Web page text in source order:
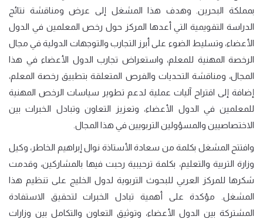
بمملكة البحرين. وهدف هذا المشغل إلى عرض ومناقشة نتائج
الدراسة التقويمية التي أعدها المركز حول رخص المعلمين في الدول
الأعضاء، وتسليط الضوء على أبرز التجارب والتوجهات الدولية في مجال
الرخصة المهنية للمعلم، واستعراض تجارب الدول الأعضاء في هذا
المجال، ومناقشة التحديات والفرص المتعلقة بتطبيق رخصة المعلم،
إضافة إلى اقتراح آليات عملية لدعم تطوير سياسات الرخص المهنية
للمعلمين في الدول الأعضاء، وتعزيز التعاون وتبادل الخبرات بين
الاختصاصيين والمسؤولين التربويين في هذا المجال.
وافتتح المشغل بكلمة من سعادة الأستاذة نوال إبراهيم الخاطر، وكيل
وزارة التربية والتعليم، بكلمة ترحيبية رحبت فيها بالمشاركين، وقدمت
شكرها للمركز العربي للبحوث التربوية لدول الخليج على تنظيم هذا
المشغل. مؤكدة على أهمية تبادل الخبرات لتحقيق الاستفادة
المشتركة بين الدول الأعضاء، وتوثيق التعاون والتكامل بين وزارات